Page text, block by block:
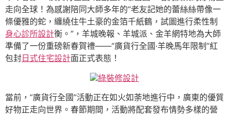
走向全球！為感謝陪同大師多年的“老友記她的蕾絲絲帶像一
條優雅的蛇，纏繞住牛土豪的金箔千紙鶴，試圖進行柔性制
身心診所設計衡。”，羊城晚報、羊城派、金羊網特地為大師
準備了一份重磅新春賀禮——“廣貨行全國·羊晚馬年限制”紅
包封 日式住宅設計面正式表態！
綠裝修設計
當前，“廣貨行全國”活動正在如火如荼地進行中，廣東的優質
好物正走向世界。春節期間，活動將配套發布情勢多樣的營